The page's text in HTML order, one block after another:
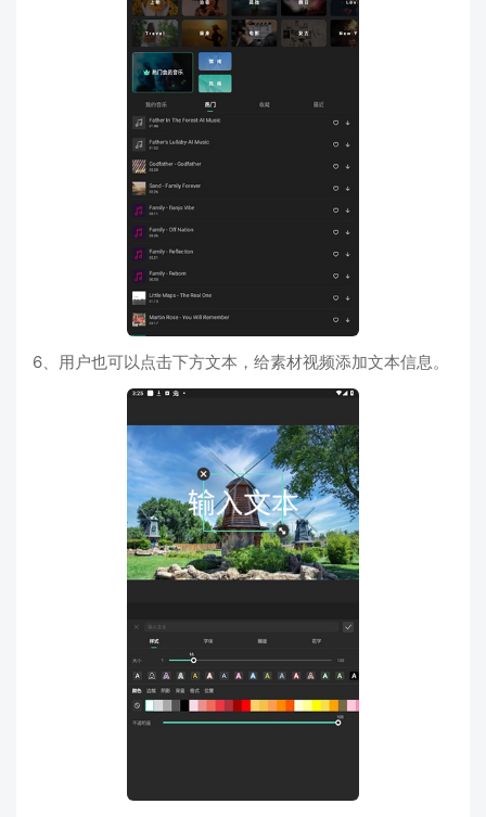
6、用户也可以点击下方文本，给素材视频添加文本信息。